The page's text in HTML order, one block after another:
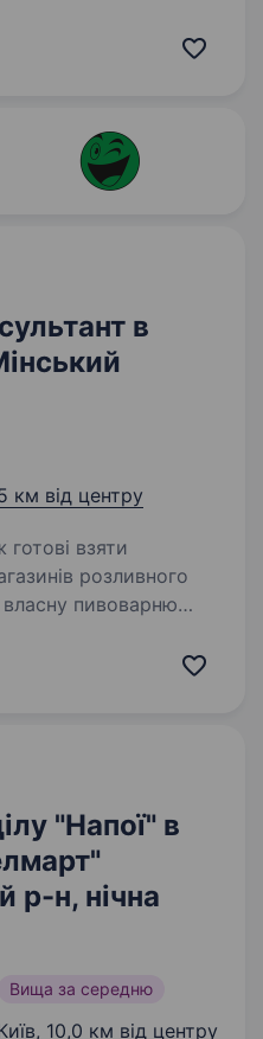
пива від
в
км від центру
взяти
пивоварню
в нашу команду,
"Напої" в
р-н, нічна
Вища за середню
10,0 км від центру